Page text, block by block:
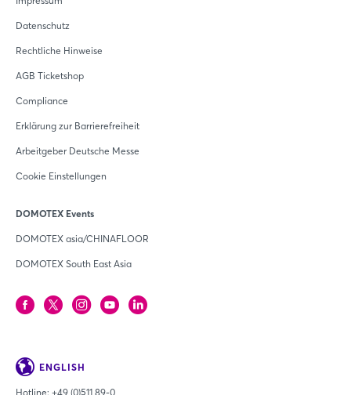
Datenschutz
Rechtliche Hinweise
AGB Ticketshop
Compliance
Erklärung zur Barrierefreiheit
Arbeitgeber Deutsche Messe
Cookie Einstellungen
DOMOTEX Events
DOMOTEX asia/CHINAFLOOR
DOMOTEX South East Asia
ENGLISH
Hotline: +49 (0)511 89-0